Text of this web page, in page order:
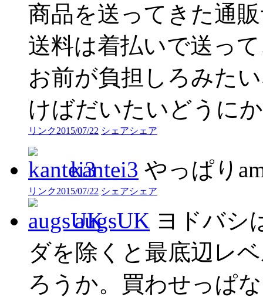
商品を送ってきた通
送料は着払いで送っ
お前が負担しろみた
けばだいたいどうに
リンク2015/07/22 シェアシェア
kantei3 やっぱり
リンク2015/07/22 シェアシェア
augsUK ヨドバシ
ダを除くと最底辺レ
ろうか。買わせっぱ